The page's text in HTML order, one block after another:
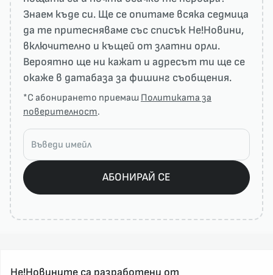
Знаем къде си. Ще се опитаме всяка седмица
да те притесняваме със списък He!Новини,
включително и къщей от златни орли.
Вероятно ще ни кажат и адресът ти ще се
окаже в датабаза за фишинг съобщения.
*С абонирането приемаш Политиката за
поверителност.
АБОНИРАЙ СЕ
Не!Новините са разработени от